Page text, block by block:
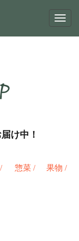
け中！
/ 惣菜 / 果物 /